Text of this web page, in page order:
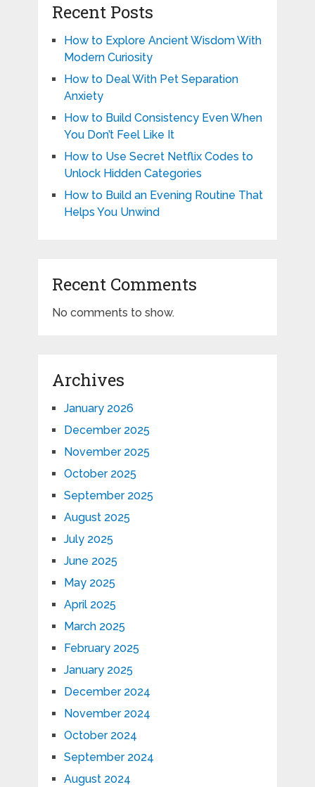
Recent Posts
How to Explore Ancient Wisdom With
Modern Curiosity
How to Deal With Pet Separation
Anxiety
How to Build Consistency Even When
You Don’t Feel Like It
How to Use Secret Netflix Codes to
Unlock Hidden Categories
How to Build an Evening Routine That
Helps You Unwind
Recent Comments
No comments to show.
Archives
January 2026
December 2025
November 2025
October 2025
September 2025
August 2025
July 2025
June 2025
May 2025
April 2025
March 2025
February 2025
January 2025
December 2024
November 2024
October 2024
September 2024
August 2024